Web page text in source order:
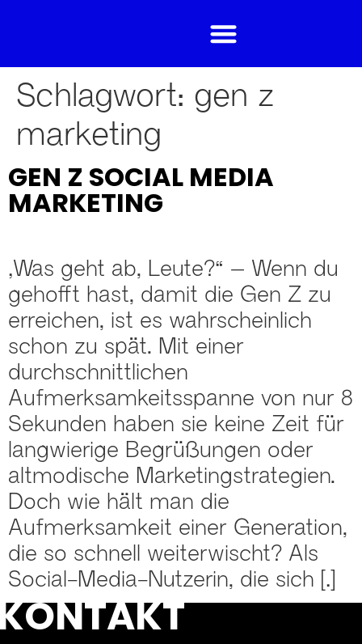
Schlagwort: gen z
marketing
GEN Z SOCIAL MEDIA
MARKETING
„Was geht ab, Leute?“ – Wenn du
gehofft hast, damit die Gen Z zu
erreichen, ist es wahrscheinlich
schon zu spät. Mit einer
durchschnittlichen
Aufmerksamkeitsspanne von nur 8
Sekunden haben sie keine Zeit für
langwierige Begrüßungen oder
altmodische Marketingstrategien.
Doch wie hält man die
Aufmerksamkeit einer Generation,
die so schnell weiterwischt? Als
Social-Media-Nutzerin, die sich […]